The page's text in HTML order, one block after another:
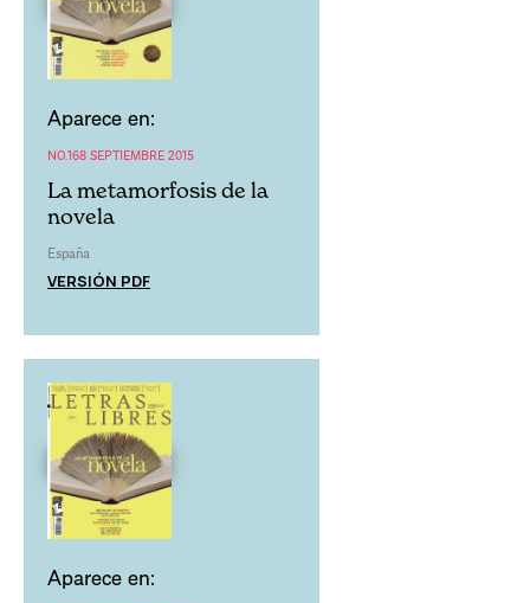
Aparece en:
NO.168 SEPTIEMBRE 2015
La metamorfosis de la
novela
España
VERSIÓN PDF
Aparece en: